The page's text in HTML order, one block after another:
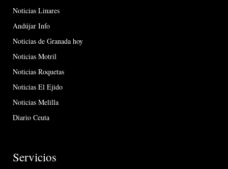
Noticias Linares
Andújar Info
Noticias de Granada hoy
Noticias Motril
Noticias Roquetas
Noticias El Ejido
Noticias Melilla
Diario Ceuta
Servicios